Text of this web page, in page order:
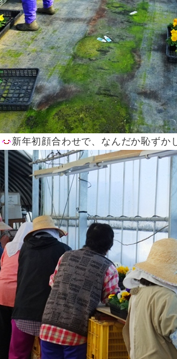
新年初顔合わせで、なんだか恥ずか